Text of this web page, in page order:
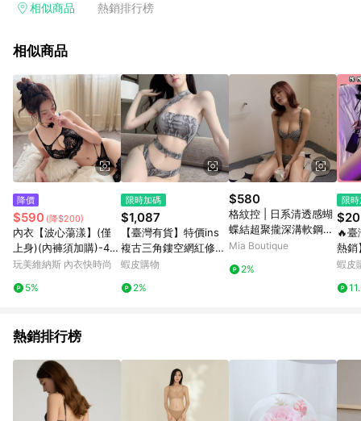
相似商品 熱銷排行榜
相似商品
降價
$590 (降$200)
內衣【波心蕩漾】(僅
上身)(內褲須加購)-4色
超集中爆乳性感誘惑法
星美背無鋼圈內衣 玩美
玩美維納斯 內衣快時尚
5%
限時加碼
$1,087
【臺灣有貨】特價ins
複古三角鏤空網紅修身
連體衣歐美抹胸純慾比
蝦皮購物
2%
$580
格紋控 | 日系清透感蝴
蝶結超聚攏深溝軟鋼圈
內衣
Mia Boutique
2%
限
🔥
熱銷
攏顯
胸罩
蝦皮
熱銷排行榜